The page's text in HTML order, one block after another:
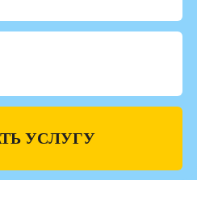
УСЛУГУ